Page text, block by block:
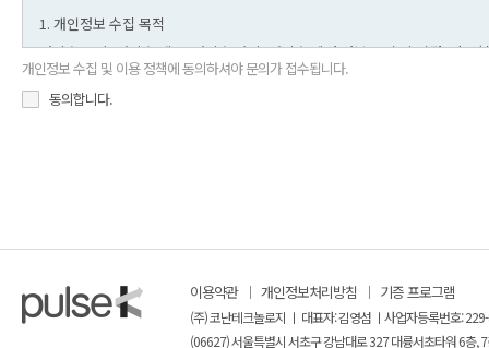
개인정보 수집 및 이용 정책에 동의하셔야 문의가 접수됩니다.
동의합니다.
이용약관 개인정보처리방침 기증 프로그램
(주) 코난테크놀로지 ㅣ 대표자: 김영섬 ㅣ사업자등록번호:
(06627) 서울특별시 서초구 강남대로 327 대륭서초타워 6층,